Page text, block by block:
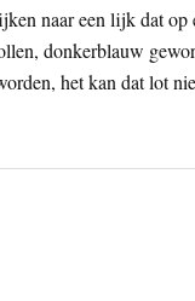
naar een lijk dat op
donkerblauw
het kan dat lot